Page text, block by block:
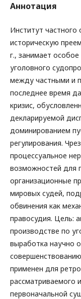
Аннотация
Институт частного
историческую
г., занимает
уголовного
между частными и
последнее время
кризис,
декларируемой
доминированием
регулирования.
процессуальное
возможностей для
организационные
мировых судей,
обвинения как
правосудия. Цель:
производстве по
выработка научно
применен для
рассматриваемого
первоначальной